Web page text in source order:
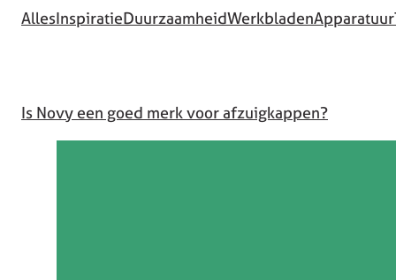
AllesInspiratieDuurzaamheidWerkbladenApparatuur
Is Novy een goed merk voor afzuigkappen?